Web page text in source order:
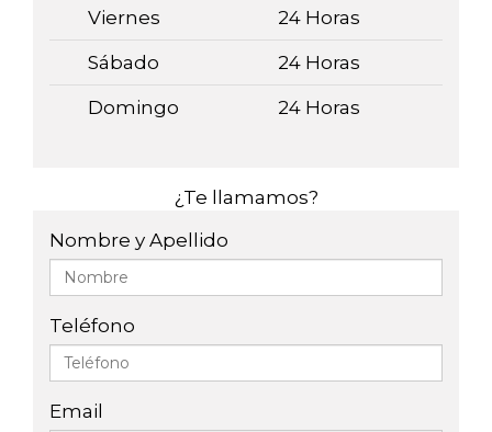
Viernes 24 Horas
Sábado 24 Horas
Domingo 24 Horas
¿Te llamamos?
Nombre y Apellido
Teléfono
Email